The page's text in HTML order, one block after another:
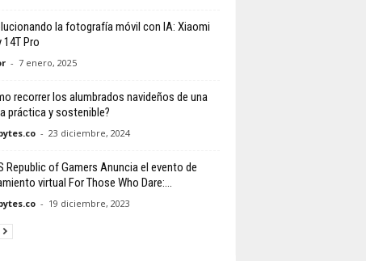
la fotografía móvil con IA: Xiaomi
14T Pro
- 7 enero, 2025
recorrer los alumbrados navideños de una
práctica y sostenible?
- 23 diciembre, 2024
Republic of Gamers Anuncia el evento de
virtual For Those Who Dare:...
- 19 diciembre, 2023